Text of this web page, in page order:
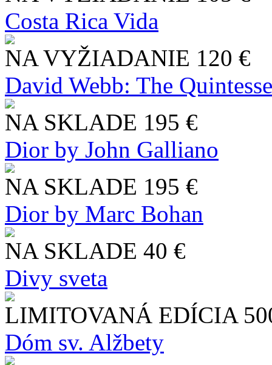
Costa Rica Vida
NA VYŽIADANIE 120 €
David Webb: The
NA SKLADE 195 €
Dior by John Galliano
NA SKLADE 195 €
Dior by Marc Bohan
NA SKLADE 40 €
Divy sveta
LIMITOVANÁ EDÍCIA
Dóm sv. Alžbety